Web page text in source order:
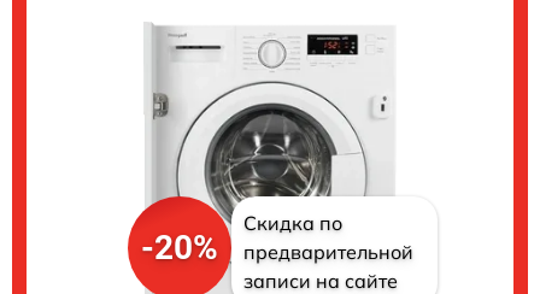
-20%
Скидка по
предварительной
записи на сайте